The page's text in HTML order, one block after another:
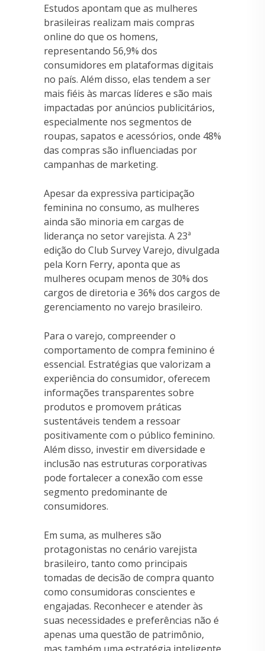
Estudos apontam que as mulheres
brasileiras realizam mais compras
online do que os homens,
representando 56,9% dos
consumidores em plataformas digitais
no país. Além disso, elas tendem a ser
mais fiéis às marcas líderes e são mais
impactadas por anúncios publicitários,
especialmente nos segmentos de
roupas, sapatos e acessórios, onde 48%
das compras são influenciadas por
campanhas de marketing.
Apesar da expressiva participação
feminina no consumo, as mulheres
ainda são minoria em cargas de
liderança no setor varejista. A 23ª
edição do Club Survey Varejo, divulgada
pela Korn Ferry, aponta que as
mulheres ocupam menos de 30% dos
cargos de diretoria e 36% dos cargos de
gerenciamento no varejo brasileiro.
Para o varejo, compreender o
comportamento de compra feminino é
essencial. Estratégias que valorizam a
experiência do consumidor, oferecem
informações transparentes sobre
produtos e promovem práticas
sustentáveis ​​tendem a ressoar
positivamente com o público feminino.
Além disso, investir em diversidade e
inclusão nas estruturas corporativas
pode fortalecer a conexão com esse
segmento predominante de
consumidores.
Em suma, as mulheres são
protagonistas no cenário varejista
brasileiro, tanto como principais
tomadas de decisão de compra quanto
como consumidoras conscientes e
engajadas. Reconhecer e atender às
suas necessidades e preferências não é
apenas uma questão de patrimônio,